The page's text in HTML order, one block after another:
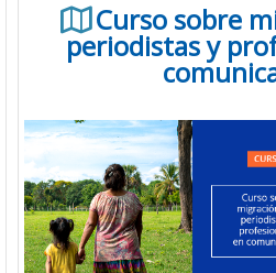
Curso sobre
periodistas y